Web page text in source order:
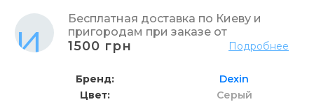
Бесплатная доставка по Киеву и
пригородам при заказе от
1500 грн Подробнее
Бренд
Dexin
Цвет
Серый